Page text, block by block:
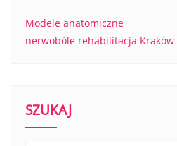
Modele anatomiczne
nerwobóle rehabilitacja Kraków
SZUKAJ